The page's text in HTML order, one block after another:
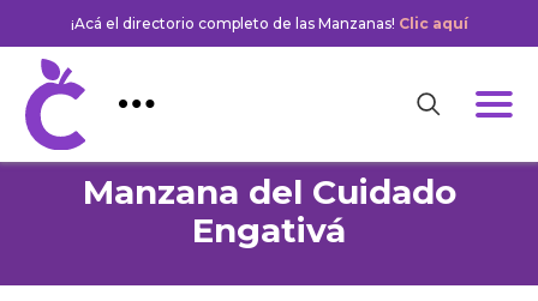
¡Acá el directorio completo de las Manzanas! Clic aquí
Manzana del Cuidado
Engativá